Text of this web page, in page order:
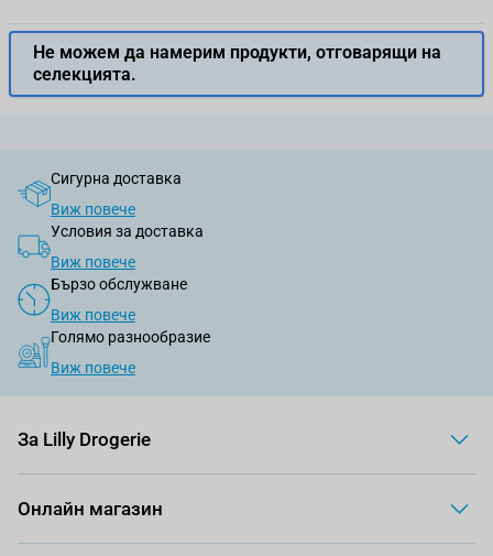
Не можем да намерим продукти, отговарящи на
селекцията.
Сигурна доставка
Виж повече
Условия за доставка
Виж повече
Бързо обслужване
Виж повече
Голямо разнообразие
Виж повече
За Lilly Drogerie
Онлайн магазин